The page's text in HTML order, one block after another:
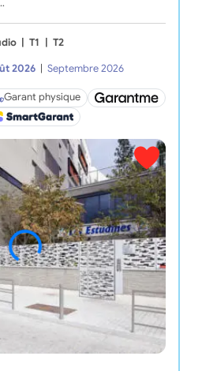
T1 T2
2026 Septembre 2026
Garant physique